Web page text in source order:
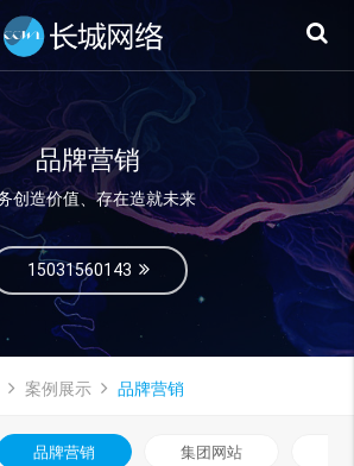
品牌营销
创造价值、存在造就未来
15031560143
案例展示 品牌营销
品牌营销 集团网站